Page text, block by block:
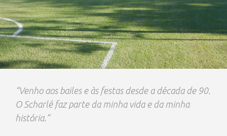
“Venho aos bailes e às festas desde a década de 90.
O Scharlé faz parte da minha vida e da minha
história.”